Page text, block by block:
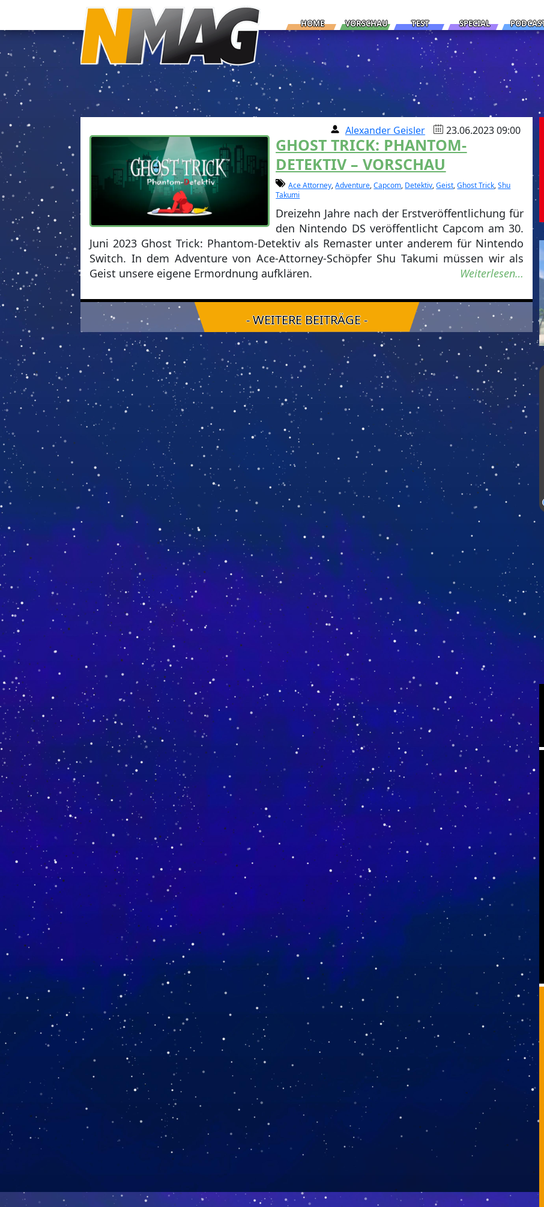
HOME VORSCHAU TEST SPECIAL
Alexander Geisler 23.06.2023 09:00
GHOST TRICK: PHANTOM-
DETEKTIV – VORSCHAU
Ace Attorney,Adventure,Capcom, Detektiv,Geist,Ghost Trick,Shu
Takumi
Dreizehn Jahre nach der Erstveröffentlichung für
den Nintendo DS veröffentlicht Capcom am 30.
Juni 2023 Ghost Trick: Phantom-Detektiv als Remaster unter anderem für Nintendo
Switch. In dem Adventure von Ace-Attorney-Schöpfer Shu Takumi müssen wir als
Geist unsere eigene Ermordnung aufklären.
Weiterlesen…
- WEITERE BEITRÄGE -